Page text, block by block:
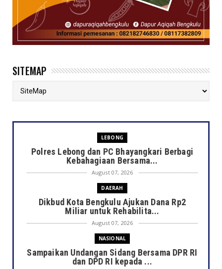
SITEMAP
LEBONG
Polres Lebong dan PC Bhayangkari Berbagi
Kebahagiaan Bersama...
August 07, 2026
DAERAH
Dikbud Kota Bengkulu Ajukan Dana Rp2
Miliar untuk Rehabilita...
August 07, 2026
NASIONAL
Sampaikan Undangan Sidang Bersama DPR RI
dan DPD RI kepada ...